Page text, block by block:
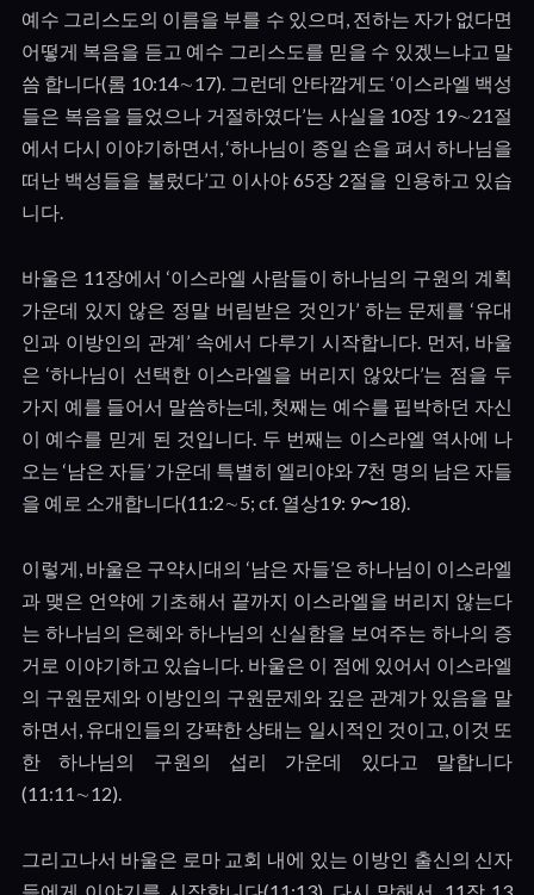
예수 그리스도의 이름을 부를 수 있으며, 전하는 자가 없다면
어떻게 복음을 듣고 예수 그리스도를 믿을 수 있겠느냐고 말
씀 합니다(롬 10:14∼17). 그런데 안타깝게도 ‘이스라엘 백성
들은 복음을 들었으나 거절하였다’는 사실을 10장 19∼21절
에서 다시 이야기하면서, ‘하나님이 종일 손을 펴서 하나님을
떠난 백성들을 불렀다’고 이사야65장 2절을 인용하고 있습
니다.
바울은 11장에서 ‘이스라엘 사람들이 하나님의 구원의 계획
가운데 있지 않은 정말 버림받은 것인가’ 하는 문제를‘유대
인과 이방인의 관계’ 속에서 다루기 시작합니다. 먼저, 바울
은‘하나님이 선택한 이스라엘을 버리지 않았다’는 점을 두
가지 예를 들어서 말씀하는데, 첫째는 예수를 핍박하던 자신
이 예수를 믿게 된 것입니다. 두 번째는 이스라엘 역사에 나
오는‘남은 자들’ 가운데 특별히 엘리야와 7천 명의 남은 자들
을 예로 소개합니다(11:2∼5; cf. 열상19: 9〜18).
이렇게, 바울은 구약시대의 ‘남은 자들’은 하나님이 이스라엘
과 맺은 언약에 기초해서 끝까지 이스라엘을 버리지 않는다
는 하나님의 은혜와 하나님의 신실함을 보여주는 하나의 증
거로 이야기하고 있습니다. 바울은 이 점에 있어서 이스라엘
의 구원문제와 이방인의 구원문제와 깊은 관계가 있음을 말
하면서, 유대인들의 강퍅한 상태는 일시적인 것이고, 이것 또
한 하나님의 구원의 섭리 가운데 있다고 말합니다
(11:11 ∼12).
그리고나서 바울은 로마 교회 내에 있는 이방인 출신의 신자